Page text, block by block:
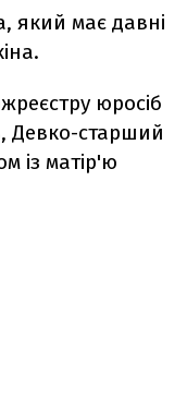
який має давні
юросіб
Девко-старший
із матір'ю